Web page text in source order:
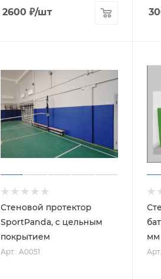
2600 ₽/шт
Стеновой протектор
SportPanda, с цельным
покрытием
Арт.: A0051
мм